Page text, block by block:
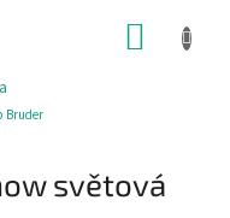
Bruder
světová